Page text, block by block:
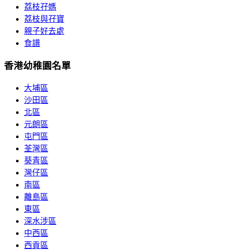
荔枝孖媽
荔枝與孖寶
親子好去處
食譜
香港幼稚園名單
大埔區
沙田區
北區
元朗區
屯門區
荃灣區
葵青區
灣仔區
南區
離島區
東區
深水涉區
中西區
西貢區